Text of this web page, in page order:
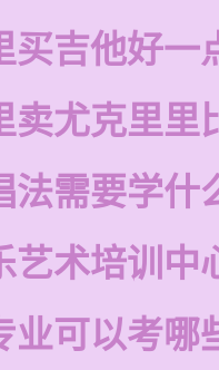
买吉他好一
卖尤克里里
法需要学什
艺术培训中
业可以考哪